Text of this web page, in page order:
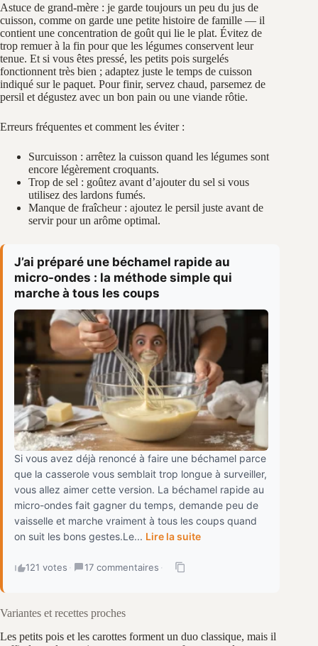
Astuce de grand-mère : je garde toujours un peu du jus de
cuisson, comme on garde une petite histoire de famille — il
contient une concentration de goût qui lie le plat. Évitez de
trop remuer à la fin pour que les légumes conservent leur
tenue. Et si vous êtes pressé, les petits pois surgelés
fonctionnent très bien ; adaptez juste le temps de cuisson
indiqué sur le paquet. Pour finir, servez chaud, parsemez de
persil et dégustez avec un bon pain ou une viande rôtie.
Erreurs fréquentes et comment les éviter :
Surcuisson : arrêtez la cuisson quand les légumes sont
encore légèrement croquants.
Trop de sel : goûtez avant d’ajouter du sel si vous
utilisez des lardons fumés.
Manque de fraîcheur : ajoutez le persil juste avant de
servir pour un arôme optimal.
J’ai préparé une béchamel rapide au
micro-ondes : la méthode simple qui
marche à tous les coups
Si vous avez déjà renoncé à faire une béchamel parce
que la casserole vous semblait trop longue à surveiller,
vous allez aimer cette version. La béchamel rapide au
micro-ondes fait gagner du temps, demande peu de
vaisselle et marche vraiment à tous les coups quand
on suit les bons gestes.Le... Lire la suite
121 votes · 17 commentaires ·
Variantes et recettes proches
Les petits pois et les carottes forment un duo classique, mais il